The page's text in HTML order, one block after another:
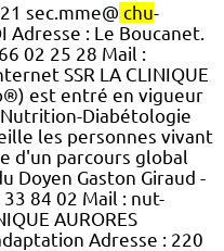
sec.mme@ chu-
Adresse : Le Boucanet.
02 25 28 Mail :
SSR LA CLINIQUE
est entré en vigueur
Diabétologie
les personnes vivant
d'un parcours global
Doyen Gaston Giraud -
84 02 Mail : nut-
AURORES
Adresse : 220